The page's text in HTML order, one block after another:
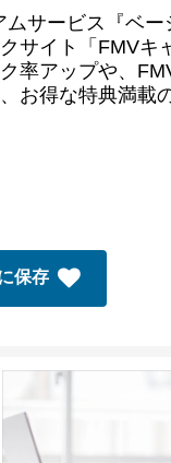
ムサービス『ベ
サイト「FMVキ
率アップや、
お得な特典満載
保存